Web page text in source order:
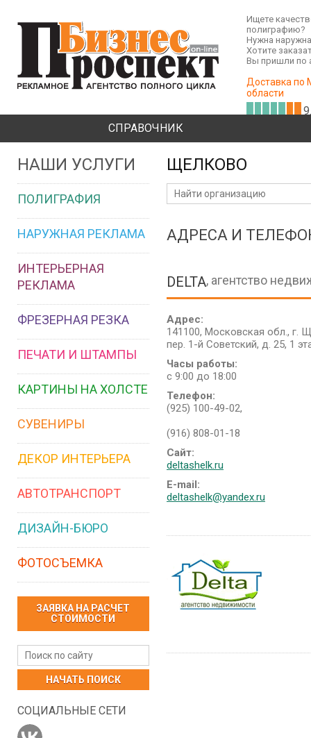
Ищете
полиграфию?
Нужна
Хотите
Вы пришли по
Доставка по
области
СПРАВОЧНИК
НАШИ УСЛУГИ
ПОЛИГРАФИЯ
НАРУЖНАЯ РЕКЛАМА
ИНТЕРЬЕРНАЯ
РЕКЛАМА
ФРЕЗЕРНАЯ РЕЗКА
ПЕЧАТИ И ШТАМПЫ
КАРТИНЫ НА ХОЛСТЕ
СУВЕНИРЫ
ДЕКОР ИНТЕРЬЕРА
АВТОТРАНСПОРТ
ДИЗАЙН-БЮРО
ФОТОСЪЕМКА
ЗАЯВКА НА РАСЧЕТ
СТОИМОСТИ
НАЧАТЬ ПОИСК
СОЦИАЛЬНЫЕ СЕТИ
ЩЕЛКОВО
АДРЕСА И
DELTA, агентство
Адрес:
141100, Московская обл., г.
пер. 1-й Советский, д. 25, 1
Часы работы:
с 9:00 до 18:00
Телефон:
(925) 100-49-02,
(916) 808-01-18
Сайт:
deltashelk.ru
E-mail:
deltashelk@yandex.ru